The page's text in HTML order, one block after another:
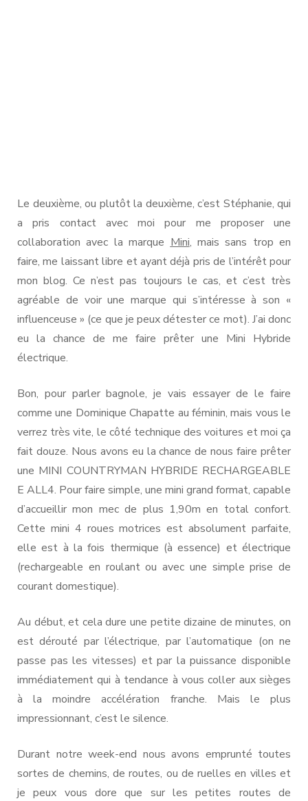
Le deuxième, ou plutôt la deuxième, c’est Stéphanie, qui
a pris contact avec moi pour me proposer une
collaboration avec la marque Mini, mais sans trop en
faire, me laissant libre et ayant déjà pris de l’intérêt pour
mon blog. Ce n’est pas toujours le cas, et c’est très
agréable de voir une marque qui s’intéresse à son «
influenceuse » (ce que je peux détester ce mot). J’ai donc
eu la chance de me faire prêter une Mini Hybride
électrique.
Bon, pour parler bagnole, je vais essayer de le faire
comme une Dominique Chapatte au féminin, mais vous le
verrez très vite, le côté technique des voitures et moi ça
fait douze. Nous avons eu la chance de nous faire prêter
une MINI COUNTRYMAN HYBRIDE RECHARGEABLE
E ALL4. Pour faire simple, une mini grand format, capable
d’accueillir mon mec de plus 1,90m en total confort.
Cette mini 4 roues motrices est absolument parfaite,
elle est à la fois thermique (à essence) et électrique
(rechargeable en roulant ou avec une simple prise de
courant domestique).
Au début, et cela dure une petite dizaine de minutes, on
est dérouté par l’électrique, par l’automatique (on ne
passe pas les vitesses) et par la puissance disponible
immédiatement qui à tendance à vous coller aux sièges
à la moindre accélération franche. Mais le plus
impressionnant, c’est le silence.
Durant notre week-end nous avons emprunté toutes
sortes de chemins, de routes, ou de ruelles en villes et
je peux vous dore que sur les petites routes de